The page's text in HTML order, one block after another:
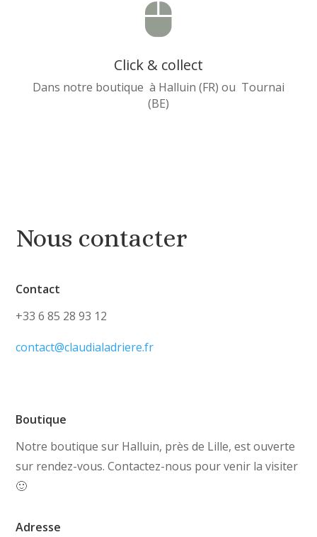

Click & collect
Dans notre boutique à Halluin (FR) ou Tournai
(BE)
Nous contacter
Contact
+33 6 85 28 93 12
contact@claudialadriere.fr
Boutique
Notre boutique sur Halluin, près de Lille, est ouverte
sur rendez-vous. Contactez-nous pour venir la visiter
🙂
Adresse